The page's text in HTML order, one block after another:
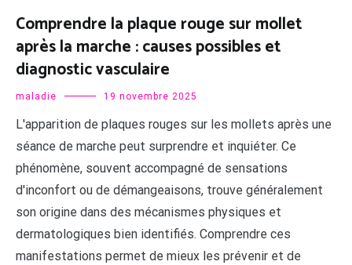
Comprendre la plaque rouge sur mollet
après la marche : causes possibles et
diagnostic vasculaire
maladie 19 novembre 2025
L'apparition de plaques rouges sur les mollets après une
séance de marche peut surprendre et inquiéter. Ce
phénomène, souvent accompagné de sensations
d'inconfort ou de démangeaisons, trouve généralement
son origine dans des mécanismes physiques et
dermatologiques bien identifiés. Comprendre ces
manifestations permet de mieux les prévenir et de